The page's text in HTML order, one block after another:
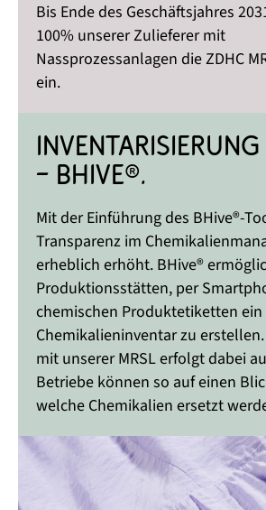
Bis Ende des Geschäftsjahres
100% unserer Zulieferer mit
Nassprozessanlagen die ZDHC
ein. ​
Inventarisierung
– Bhive®.
Mit der Einführung des BHive®-
Transparenz im
erheblich erhöht. BHive®
Produktionsstätten, per
chemischen Produktetiketten
Chemikalieninventar zu
mit unserer MRSL erfolgt dabei
Betriebe können so auf einen
welche Chemikalien ersetzt